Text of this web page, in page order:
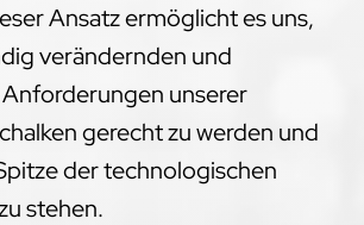
Ansatz ermöglicht es uns,
verändernden und
unserer
gerecht zu werden und
der technologischen
stehen.